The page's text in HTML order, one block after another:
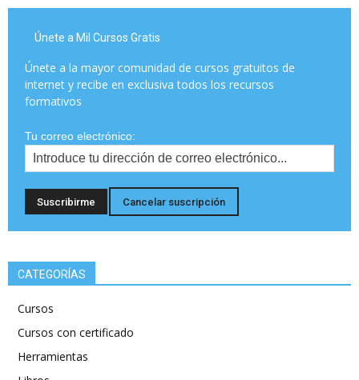
Únete a Mil Cursos Gratis
Únete a la mayor comunidad de cursos gratuitos de
internet y recibe en exclusiva todos los recursos
formativos
Tu correo electrónico:
CATEGORÍAS
Cursos
Cursos con certificado
Herramientas